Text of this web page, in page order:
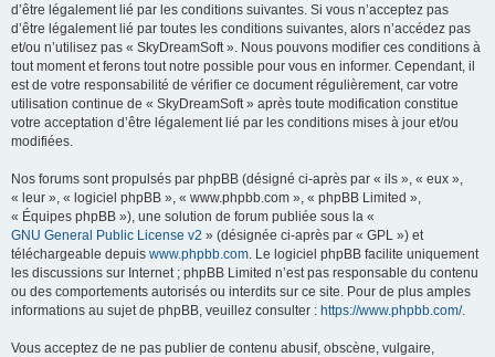
d’être légalement lié par les conditions suivantes. Si vous n’acceptez pas
d’être légalement lié par toutes les conditions suivantes, alors n’accédez pas
et/ou n’utilisez pas « SkyDreamSoft ». Nous pouvons modifier ces conditions à
tout moment et ferons tout notre possible pour vous en informer. Cependant, il
est de votre responsabilité de vérifier ce document régulièrement, car votre
utilisation continue de « SkyDreamSoft » après toute modification constitue
votre acceptation d’être légalement lié par les conditions mises à jour et/ou
modifiées.
Nos forums sont propulsés par phpBB (désigné ci-après par « ils », « eux »,
« leur », « logiciel phpBB », « www.phpbb.com », « phpBB Limited »,
« Équipes phpBB »), une solution de forum publiée sous la «
GNU General Public License v2 » (désignée ci-après par « GPL ») et
téléchargeable depuis www.phpbb.com. Le logiciel phpBB facilite uniquement
les discussions sur Internet ; phpBB Limited n’est pas responsable du contenu
ou des comportements autorisés ou interdits sur ce site. Pour de plus amples
informations au sujet de phpBB, veuillez consulter : https://www.phpbb.com/.
Vous acceptez de ne pas publier de contenu abusif, obscène, vulgaire,